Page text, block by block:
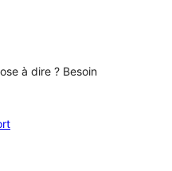
à dire ? Besoin